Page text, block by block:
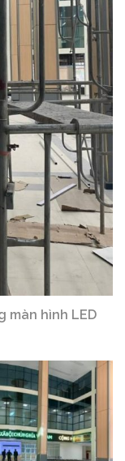
màn hình LED